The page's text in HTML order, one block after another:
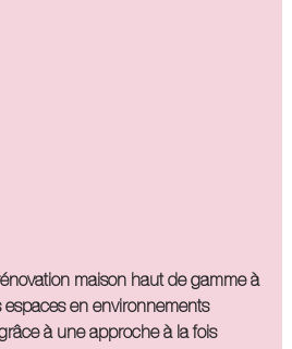
maison haut de gamme à
en environnements
à une approche à la fois